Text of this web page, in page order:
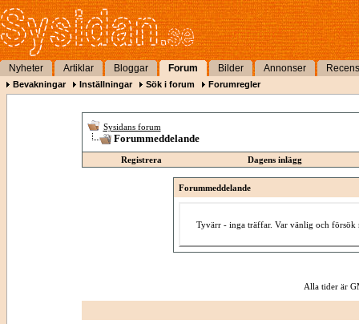
Nyheter Artiklar Bloggar Forum Bilder Annonser
Bevakningar Inställningar Sök i forum Forumregler
Sysidans forum
Forummeddelande
Registrera Dagens inlägg
Forummeddelande
Tyvärr - inga träffar. Var vänlig och försök
Alla tider är